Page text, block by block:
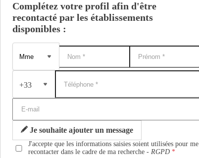
Complétez votre profil afin d'être
recontacté par les établissements
disponibles :
+33
Je souhaite ajouter un message
J'accepte que les informations saisies soient utilisées pour me
recontacter dans le cadre de ma recherche -RGPD